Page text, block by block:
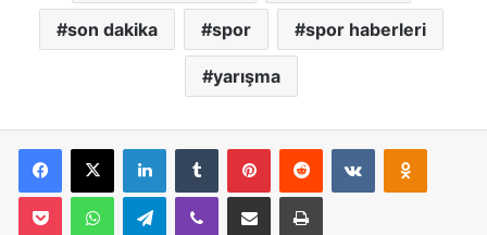
son dakika spor spor haberleri
yarışma
Telegram